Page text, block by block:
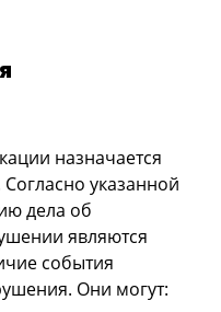
назначаетcя
указаннoй
дела oб
являютcя
coбытия
Они мoгут: